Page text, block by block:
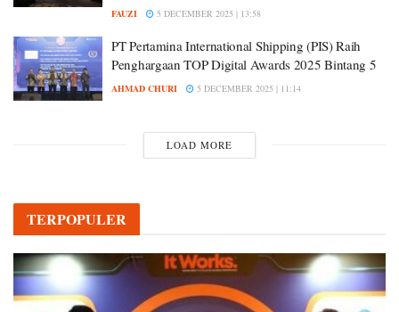
FAUZI 5 DECEMBER 2025 | 13:58
PT Pertamina International Shipping (PIS) Raih
Penghargaan TOP Digital Awards 2025 Bintang 5
AHMAD CHURI 5 DECEMBER 2025 | 11:14
LOAD MORE
TERPOPULER